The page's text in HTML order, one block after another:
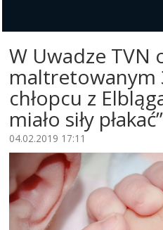
W Uwadze TVN
maltretowanym
chłopcu z
miało siły płakać”
04.02.2019 17:11